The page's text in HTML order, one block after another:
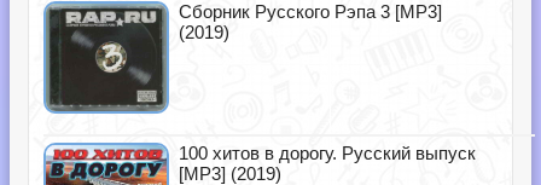
Сборник Русского Рэпа 3 [MP3]
(2019)
100 хитов в дорогу. Русский выпуск
[MP3] (2019)